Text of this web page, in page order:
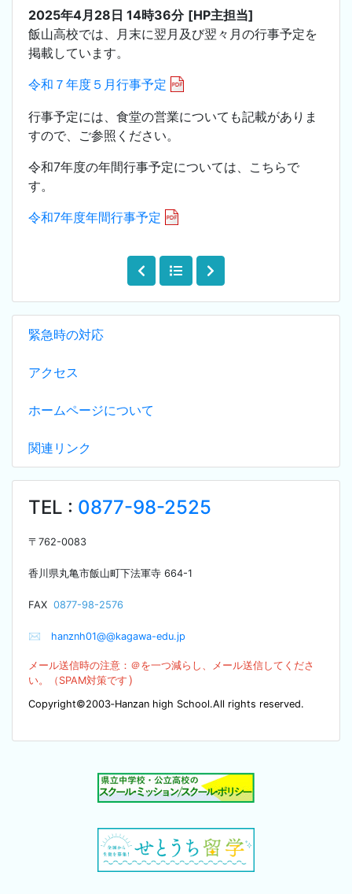
緊急時の対応
アクセス
ホームページについて
関連リンク
TEL : 0877-98-2525
〒 762-0083
香川県丸亀市飯山町下法軍寺 664-1
FAX 0877-98-2576
✉ hanznh01@@kagawa-edu.jp
メール送信時の注意：＠を一つ減らし、メール送信してくださ
い。（SPAM対策です ）
Copyright©2003‐Hanzan high School.All rights reserved.
2025年4月28日 14時36分 [HP主担当]
飯山高校では、月末に翌月及び翌々月の行事予定を
掲載しています。
令和７年度５月行事予定
行事予定には、食堂の営業についても記載がありま
すので、ご参照ください。
令和7年度の年間行事予定については、こちらで
す。
令和7年度年間行事予定